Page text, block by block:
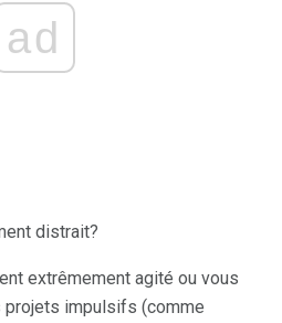
ad
distrait?
extrêmement agité ou vous
impulsifs (comme